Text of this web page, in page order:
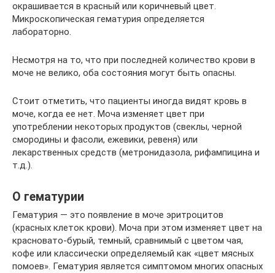
окрашивается в красный или коричневый цвет.
Микроскопическая гематурия определяется
лабораторно.
Несмотря на то, что при последней количество крови в
моче не велико, оба состояния могут быть опасны.
Стоит отметить, что пациенты иногда видят кровь в
моче, когда ее нет. Моча изменяет цвет при
употреблении некоторых продуктов (свеклы, черной
смородины и фасоли, ежевики, ревеня) или
лекарственных средств (метронидазола, рифампицина и
т.д.).
О гематурии
Гематурия — это появление в моче эритроцитов
(красных клеток крови). Моча при этом изменяет цвет на
красновато-бурый, темный, сравнимый с цветом чая,
кофе или классически определяемый как «цвет мясных
помоев». Гематурия является симптомом многих опасных